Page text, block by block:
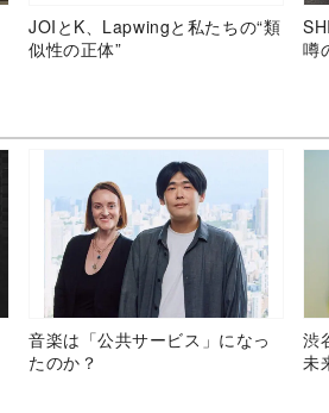
JOIとK、Lapwingと私たちの“類
似性の正体”
噂
音楽は「公共サービス」になっ
たのか？
渋
未